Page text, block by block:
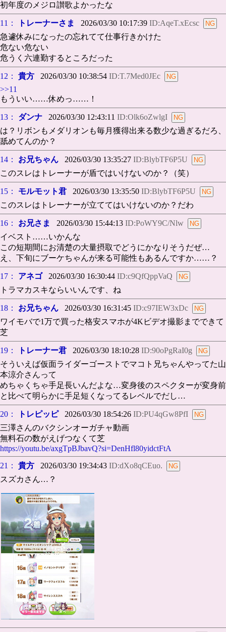
初年度のメジロ讃歌よかったな
11： トレーナーさま 2026/03/30 10:17:39 ID:AqeT.xEcsc
急遽休みになったの忘れてて仕事行きかけた
危ない危ない
危うく六連勤するところだった
12： 貴方 2026/03/30 10:38:54 ID:T.7Med0JEc
>>11
もういい……休めっ……！
13： ダンナ 2026/03/30 12:43:11 ID:Olk6oZwlgI
は？リボンもメダリオンも毎月獲得出来る数少な過ぎるだろ、
舐めてんのか？
14： お兄ちゃん 2026/03/30 13:35:27 ID:BlybTF6P5U
このスレはトレーナーが盾ではいけないのか？（笑）
15： モルモット君 2026/03/30 13:35:50 ID:BlybTF6P5U
このスレはトレーナーが立ててはいけないのか？だわ
16： お兄さま 2026/03/30 15:44:13 ID:PoWY9C/Nlw
イベスト……いかんな
この短期間にお清楚の大量摂取でどうにかなりそうだぜ…
え、下旬にブーケちゃんが来る可能性もあるんですか……？
17： アネゴ2026/03/30 16:30:44 ID:c9QfQppVaQ
トラマカスキならいいんです、ね
18： お兄ちゃん 2026/03/30 16:31:45 ID:c97IEW3xDc
ワイモバで1万で買った格安スマホが4Kビデオ撮影までできて
芝
19： トレーナー君 2026/03/30 18:10:28 ID:90oPgRaI0g
そういえば仮面ライダーゴーストでマコト兄ちゃんやってた山
本涼介さんって
めちゃくちゃ手足長いんだよな…変身後のスペクターが変身前
と比べて明らかに手足短くなってるレベルでだし…
20： トレピッピ2026/03/30 18:54:26 ID:PU4qGw8PfI
三澤さんのバクシンオーガチャ動画
無料石の数がえげつなくて芝
https://youtu.be/axgTpBJbavQ?si=DenHfl80yidctFtA
21：
貴方 2026/03/30 19:34:43 ID:dXo8qCEuo.
スズカさん…？